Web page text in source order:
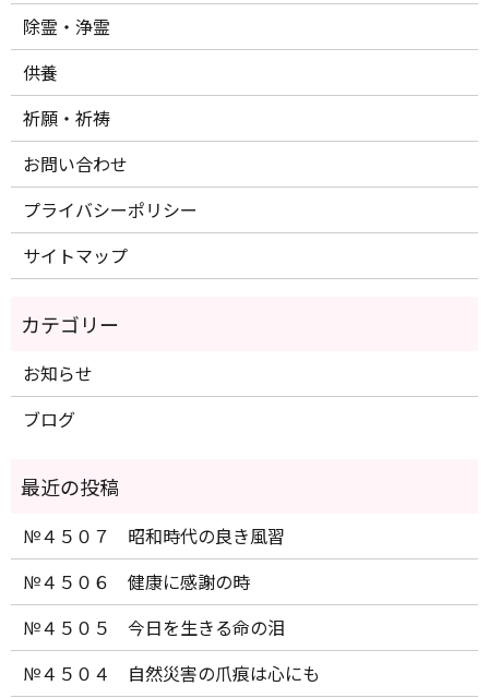
除霊・浄霊
供養
祈願・祈祷
お問い合わせ
プライバシーポリシー
サイトマップ
お知らせ
ブログ
№４５０７ 昭和時代の良き風習
№４５０６ 健康に感謝の時
№４５０５ 今日を生きる命の泪
№４５０４ 自然災害の爪痕は心にも